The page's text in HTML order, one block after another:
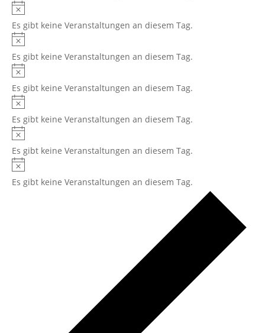
Hinweis
Es gibt keine Veranstaltungen an diesem Tag.
Hinweis
Es gibt keine Veranstaltungen an diesem Tag.
Hinweis
Es gibt keine Veranstaltungen an diesem Tag.
Hinweis
Es gibt keine Veranstaltungen an diesem Tag.
Hinweis
Es gibt keine Veranstaltungen an diesem Tag.
Hinweis
Es gibt keine Veranstaltungen an diesem Tag.